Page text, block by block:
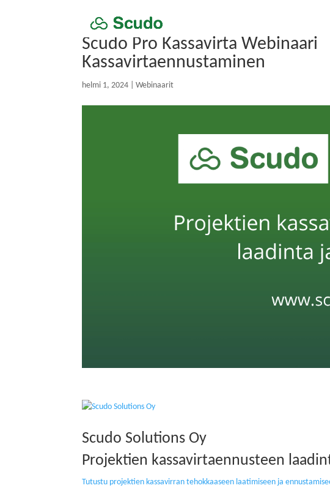
Scudo Pro Kassavirta Webinaari
Kassavirtaennustaminen
helmi 1, 2024 |Webinaarit
Scudo Solutions Oy
Projektien kassavirtaennusteen
Tutustu projektien kassavirran tehokkaaseen laatimiseen ja